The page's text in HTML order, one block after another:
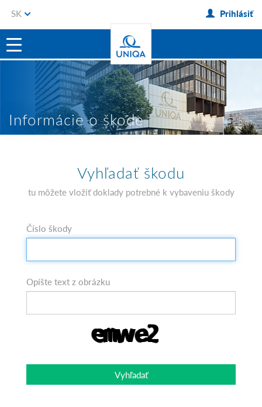
SK Prihlásiť
Informácie o škode
Vyhľadať škodu
tu môžete vložiť doklady potrebné k vybaveniu škody
Číslo škody
Opíšte text z obrázku
Vyhľadať